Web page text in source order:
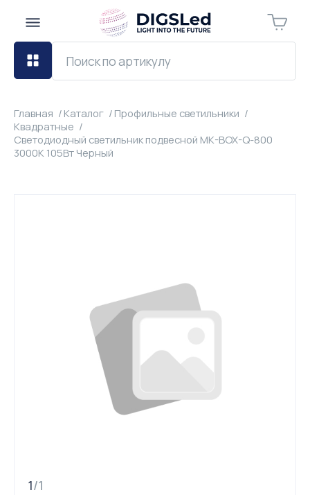
Главная Каталог
Профильные светильники
Квадратные
Светодиодный светильник подвесной MK-BOX-Q-800
3000К 105Вт Черный
1/1